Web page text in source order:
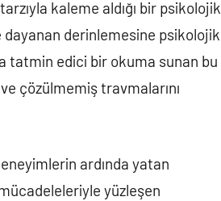
kaleme aldığı bir psikolojik
dayanan derinlemesine psikolojik
tatmin edici bir okuma sunan bu
çözülmemiş travmalarını
ardında yatan
yüzleşen